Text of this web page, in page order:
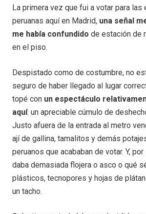
La primera vez que fui a votar para las
peruanas aquí en Madrid, una señal
me había confundido de estación de
en el piso.
Despistado como de costumbre, no
seguro de haber llegado al lugar
topé con un espectáculo
aquí: un apreciable cúmulo de
Justo afuera de la entrada al metro
ají de gallina, tamalitos y demás
peruanos que acababan de votar. Y,
daba demasiada flojera o asco o qué
plásticos, tecnopores y hojas de
un tacho.